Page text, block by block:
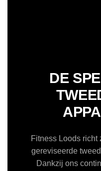
DE
Fitness Loods
gereviseerde
Dankzij ons